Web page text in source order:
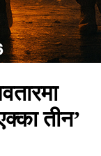
तीन’